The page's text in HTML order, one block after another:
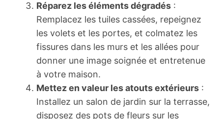
Réparez les éléments dégradés :
Remplacez les tuiles cassées, repeignez
les volets et les portes, et colmatez les
fissures dans les murs et les allées pour
donner une image soignée et entretenue
à votre maison.
Mettez en valeur les atouts extérieurs :
Installez un salon de jardin sur la terrasse,
disposez des pots de fleurs sur les